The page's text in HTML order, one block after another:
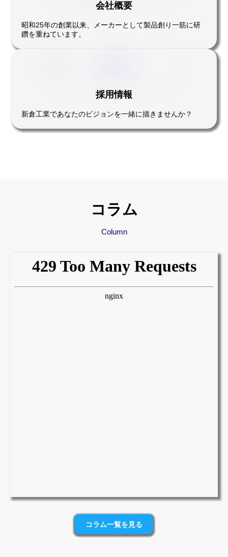
会社概要
昭和25年の創業以来、メーカーとして製品創り一筋に研
鑽を重ねています。
採用情報
新倉工業であなたのビジョンを一緒に描きませんか？
コラム
Column
コラム一覧を見る